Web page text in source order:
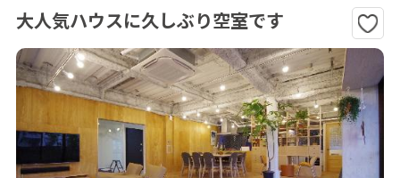
大人気ハウスに久しぶり空室です